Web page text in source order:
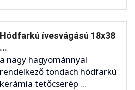
Hódfarkú ívesvágású 18x38
...
a nagy hagyománnyal
rendelkező tondach hódfarkú
kerámia tetőcserép ...